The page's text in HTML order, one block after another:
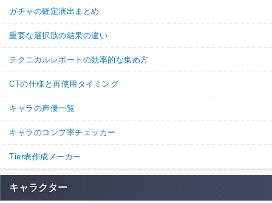
ガチャの確定演出まとめ
重要な選択肢の結果の違い
テクニカルレポートの効率的な集め方
CTの仕様と再使用タイミング
キャラの声優一覧
キャラのコンプ率チェッカー
Tier表作成メーカー
キャラクター